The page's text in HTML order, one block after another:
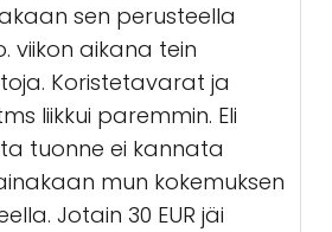
sen perusteella
viikon aikana tein
Koristetavarat ja
liikkui paremmin. Eli
tuonne ei kannata
mun kokemuksen
Jotain 30 EUR jäi